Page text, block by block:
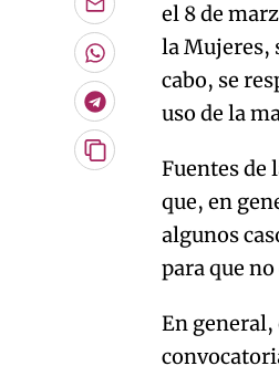
Enviar
por
Email
Whatsapp
Telegram
Copiar
el 8 de
la Mujeres,
cabo, se
uso de la
Fuentes de
que, en
algunos
para que
En general,